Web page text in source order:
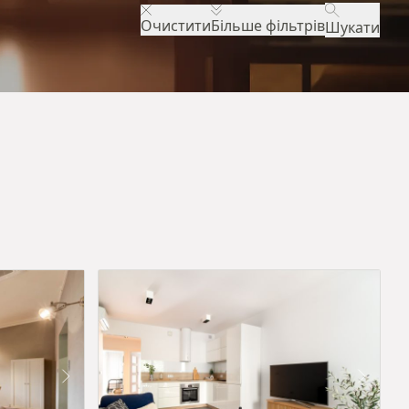
ОчиститиБільше фільтрівШукати